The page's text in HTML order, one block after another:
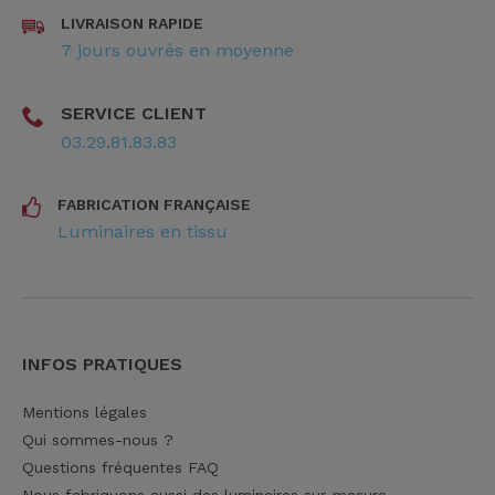
LIVRAISON RAPIDE
7 jours ouvrés en moyenne
SERVICE CLIENT
03.29.81.83.83
FABRICATION FRANÇAISE
Luminaires en tissu
INFOS PRATIQUES
Mentions légales
Qui sommes-nous ?
Questions fréquentes FAQ